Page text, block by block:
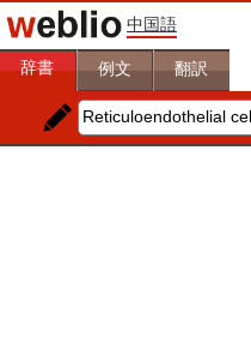
中国語
辞書 例文 翻訳